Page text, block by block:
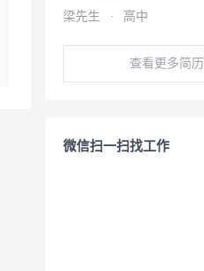
梁先生 · 高中
查看更多简历
微信扫一扫找工作